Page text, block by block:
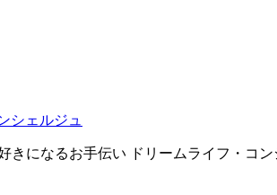
シェルジュ
になるお手伝い ドリームライフ・コ